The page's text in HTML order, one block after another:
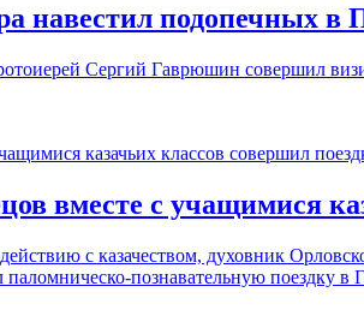
навестил подопечных в
Сергий Гаврюшин совершил
вместе с учащимися
с казачеством, духовник
паломническо-познавательную поездку